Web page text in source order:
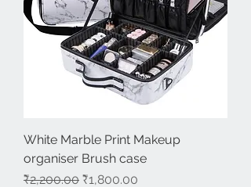
White Marble Print Makeup
organiser Brush case
नियमित मूल्य
₹2,200.00 बिक्री मूल्य
₹1,800.00